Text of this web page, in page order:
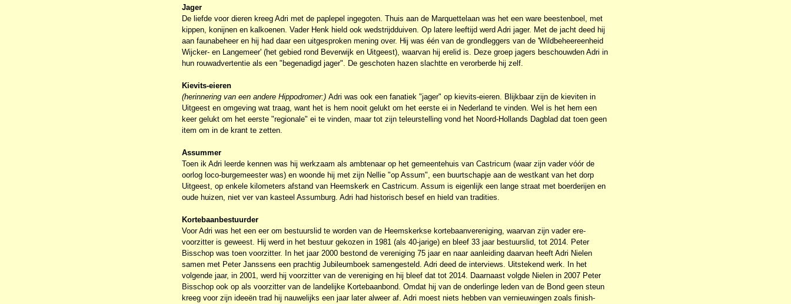
Jager
De liefde voor dieren kreeg Adri met de paplepel ingegoten. Thuis aan de Marquettelaan was het een ware beestenboel, met
kippen, konijnen en kalkoenen. Vader Henk hield ook wedstrijdduiven. Op latere leeftijd werd Adri jager. Met de jacht deed hij
aan faunabeheer en hij had daar een uitgesproken mening over. Hij was één van de grondleggers van de 'Wildbeheereenheid
Wijcker- en Langemeer' (het gebied rond Beverwijk en Uitgeest), waarvan hij erelid is. Deze groep jagers beschouwden Adri in
hun rouwadvertentie als een "begenadigd jager". De geschoten hazen slachtte en verorberde hij zelf.
Kievits-eieren
(herinnering van een andere Hippodromer:) Adri was ook een fanatiek "jager" op kievits-eieren. Blijkbaar zijn de kieviten in
Uitgeest en omgeving wat traag, want het is hem nooit gelukt om het eerste ei in Nederland te vinden. Wel is het hem een
keer gelukt om het eerste "regionale" ei te vinden, maar tot zijn teleurstelling vond het Noord-Hollands Dagblad dat toen geen
item om in de krant te zetten.
Assummer
Toen ik Adri leerde kennen was hij werkzaam als ambtenaar op het gemeentehuis van Castricum (waar zijn vader vóór de
oorlog loco-burgemeester was) en woonde hij met zijn Nellie "op Assum", een buurtschapje aan de westkant van het dorp
Uitgeest, op enkele kilometers afstand van Heemskerk en Castricum. Assum is eigenlijk een lange straat met boerderijen en
oude huizen, niet ver van kasteel Assumburg. Adri had historisch besef en hield van tradities.
Kortebaanbestuurder
Voor Adri was het een eer om bestuurslid te worden van de Heemskerkse kortebaanvereniging, waarvan zijn vader ere-
voorzitter is geweest. Hij werd in het bestuur gekozen in 1981 (als 40-jarige) en bleef 33 jaar bestuurslid, tot 2014. Peter
Bisschop was toen voorzitter. In het jaar 2000 bestond de vereniging 75 jaar en naar aanleiding daarvan heeft Adri Nielen
samen met Peter Janssens een prachtig Jubileumboek samengesteld. Adri deed de interviews. Uitstekend werk. In het
volgende jaar, in 2001, werd hij voorzitter van de vereniging en hij bleef dat tot 2014. Daarnaast volgde Nielen in 2007 Peter
Bisschop ook op als voorzitter van de landelijke Kortebaanbond. Omdat hij van de onderlinge leden van de Bond geen steun
kreeg voor zijn ideeën trad hij nauwelijks een jaar later alweer af. Adri moest niets hebben van vernieuwingen zoals finish-